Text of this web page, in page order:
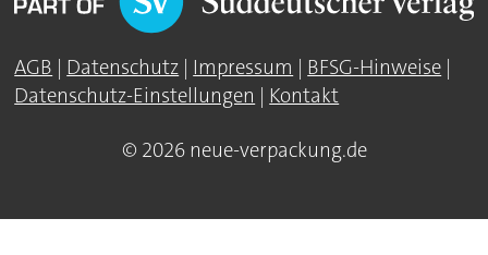
AGB | Datenschutz | Impressum | BFSG-Hinweise |
Datenschutz-Einstellungen | Kontakt
© 2026 neue-verpackung.de